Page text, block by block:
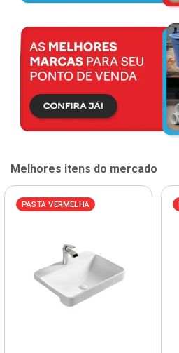
Melhores itens do mercado
PASTA VERMELHA